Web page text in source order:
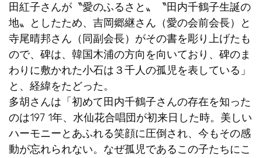
田紅子さんが〝愛のふるさと〟〝田内千鶴子生誕の
地〟としたため、吉岡郷継さん（愛の会前会長）と
寺尾晴邦さん（同副会長）がその書を彫り上げたも
ので、碑は、韓国木浦の方向を向いており、碑のま
わりに敷かれた小石は３千人の孤児を表している」
と、経緯をたどった。
多胡さんは「初めて田内千鶴子さんの存在を知った
のは197 1年、水仙花合唱団が初来日した時。美しい
ハーモニーとあふれる笑顔に圧倒され、今もその感
動が忘れられない。なぜ孤児であるこの子たちにこ